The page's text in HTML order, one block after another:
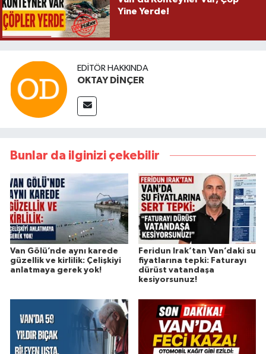
Yine Yerde!
EDITÖR HAKKINDA
OKTAY DİNÇER
Bunlar da ilginizi çekebilir
Van Gölü’nde aynı karede
güzellik ve kirlilik: Çelişkiyi
anlatmaya gerek yok!
Feridun Irak’tan Van’daki su
fiyatlarına tepki: Faturayı
dürüst vatandaşa
kesiyorsunuz!